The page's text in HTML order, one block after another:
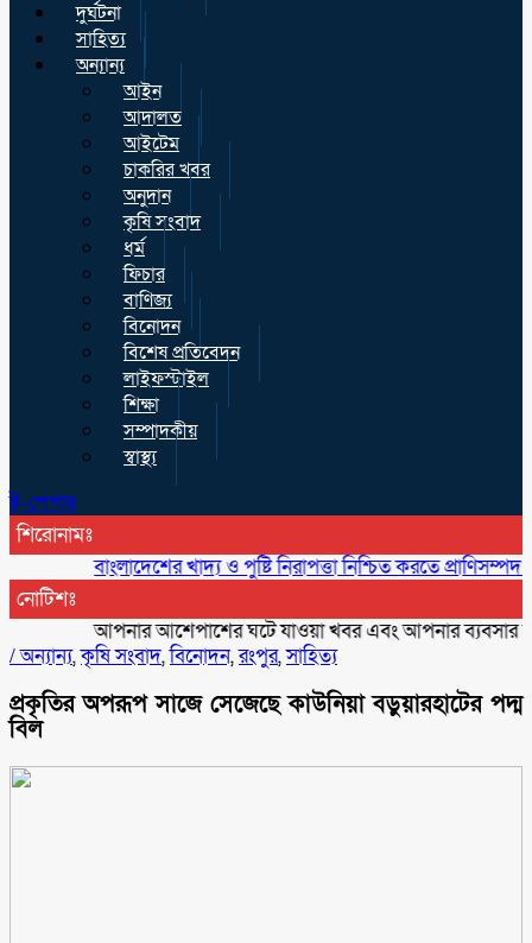
দুর্ঘটনা
সাহিত্য
অন্যান্য
আইন
আদালত
আইটেম
চাকরির খবর
অনুদান
কৃষি সংবাদ
ধর্ম
ফিচার
বাণিজ্য
বিনোদন
বিশেষ প্রতিবেদন
লাইফস্টাইল
শিক্ষা
সম্পাদকীয়
স্বাস্থ্য
ই-পেপার
শিরোনামঃ
বাংলাদেশের খাদ্য ও পুষ্টি নিরাপত্তা নিশ্চিত করতে প্রাণিসম্পদ
নোটিশঃ
আপনার আশেপাশের ঘটে যাওয়া খবর এবং আপনার ব্যবসার
/অন্যান্য,কৃষি সংবাদ,বিনোদন,রংপুর,সাহিত্য
প্রকৃতির অপরূপ সাজে সেজেছে কাউনিয়া বড়ুয়ারহাটের পদ্ম
বিল